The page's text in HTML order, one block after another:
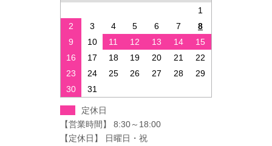
1
2
3 4 5 6 7
8
9
10 11 12 13 14
15
16
17 18 19 20 21
22
23
24 25 26 27 28
29
30
31
定休日
【営業時間】 8:30～18:00
【定休日】 日曜日・祝